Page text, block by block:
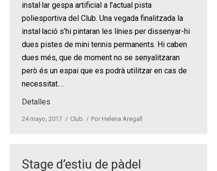
instal·lar gespa artificial a l’actual pista
poliesportiva del Club. Una vegada finalitzada la
instal·lació s’hi pintaran les línies per dissenyar-hi
dues pistes de mini tennis permanents. Hi caben
dues més, que de moment no se senyalitzaran
però és un espai que es podrà utilitzar en cas de
necessitat.…
Detalles
24 mayo, 2017 Club Por Helena Aregall
Stage d’estiu de pàdel